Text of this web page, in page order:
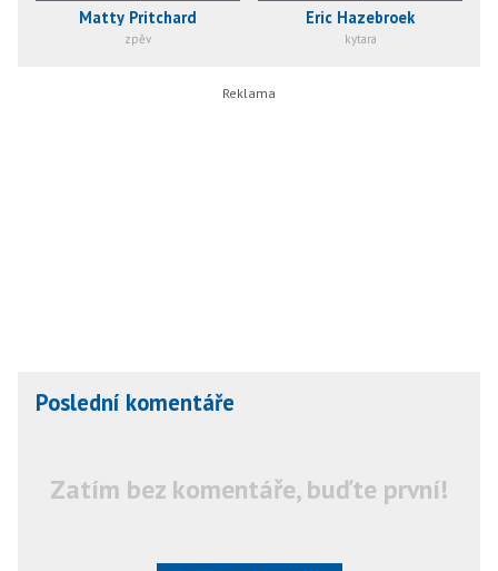
Matty Pritchard
zpěv
Eric Hazebroek
kytara
Poslední komentáře
Zatím bez komentáře, buďte první!